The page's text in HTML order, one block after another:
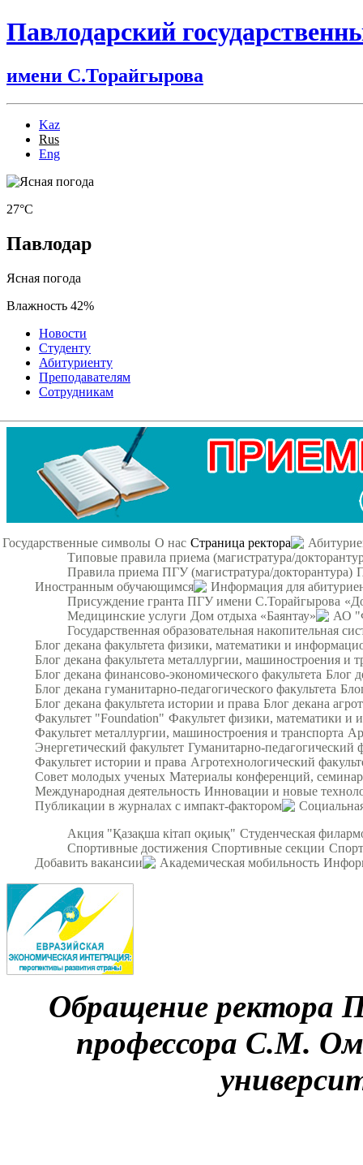
Павлодарский
имени С.Торайгырова
Kaz
Rus
Eng
27°C
Павлодар
Ясная погода
Влажность 42%
Новости
Студенту
Абитуриенту
Преподавателям
Сотрудникам
Государственные символы О нас Страница ректора
Типовые правила приема (магистратура/
Правила приема ПГУ (магистратура/докторантура)
Иностранным обучающимся
Информация для
Присуждение гранта ПГУ имени С.Торайгырова
Медицинские услуги Дом отдыха «Баянтау»
АО
Государственная образовательная накопительная
Блог декана факультета физики, математики и
Блог декана факультета металлургии, машиностроения и
Блог декана финансово-экономического факультета Блог
Блог декана гуманитарно-педагогического факультета
Блог декана факультета истории и права Блог декана
Факультет "Foundation" Факультет физики, математики и
Факультет металлургии, машиностроения и транспорта
Энергетический факультет Гуманитарно-педагогический
Факультет истории и права Агротехнологический
Совет молодых ученых Материалы конференций,
Международная деятельность Инновации и новые
Публикации в журналах с импакт-фактором
Акция "Қазақша кітап оқиық" Студенческая
Спортивные достижения Спортивные секции
Добавить вакансии
Академическая мобильность
Обращение ректора
профессора С.М.